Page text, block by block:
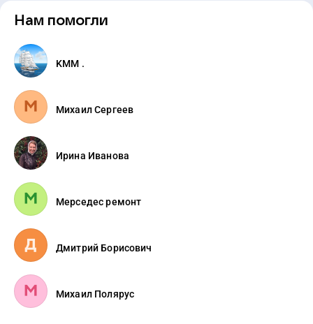
Нам помогли
KMM .
Михаил Сергеев
Ирина Иванова
Мерседес ремонт
Дмитрий Борисович
Михаил Полярус